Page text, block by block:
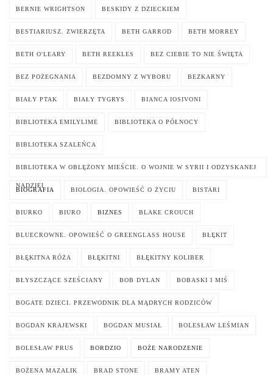
BERNIE WRIGHTSON BESKIDY Z DZIECKIEM
BESTIARIUSZ. ZWIERZĘTA BETH GARROD BETH MORREY
BETH O'LEARY BETH REEKLES BEZ CIEBIE TO NIE ŚWIĘTA
BEZ POŻEGNANIA BEZDOMNY Z WYBORU BEZKARNY
BIAŁY PTAK BIAŁY TYGRYS BIANCA IOSIVONI
BIBLIOTEKA EMILYLIME BIBLIOTEKA O PÓŁNOCY
BIBLIOTEKA SZALEŃCA
BIBLIOTEKA W OBLĘŻONY MIEŚCIE. O WOJNIE W SYRII I ODZYSKANEJ
NADZIEI
BIOGRAFIA BIOLOGIA. OPOWIEŚĆ O ŻYCIU BISTARI
BIURKO BIURO BIZNES BLAKE CROUCH
BLUECROWNE. OPOWIEŚĆ O GREENGLASS HOUSE BŁĘKIT
BŁĘKITNA RÓŻA BŁĘKITNI BŁĘKITNY KOLIBER
BŁYSZCZĄCE SZEŚCIANY BOB DYLAN BOBASKI I MIŚ
BOGATE DZIECI. PRZEWODNIK DLA MĄDRYCH RODZICÓW
BOGDAN KRAJEWSKI BOGDAN MUSIAŁ BOLESŁAW LEŚMIAN
BOLESŁAW PRUS BORDZIO BOŻE NARODZENIE
BOŻENA MAZALIK BRAD STONE BRAMY ATEN